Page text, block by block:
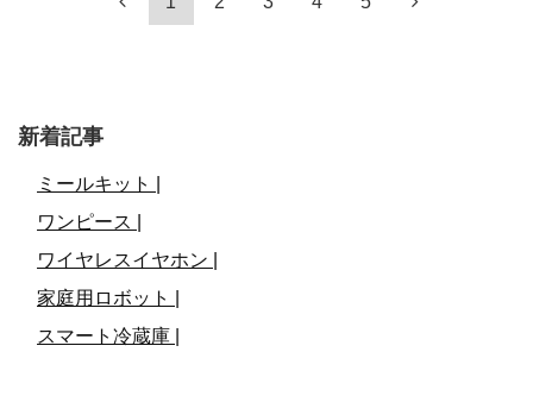
新着記事
ミールキット |
ワンピース |
ワイヤレスイヤホン |
家庭用ロボット |
スマート冷蔵庫 |